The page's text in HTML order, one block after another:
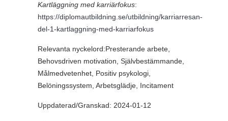
Kartläggning med karriärfokus:
https://diplomautbildning.se/utbildning/karriarresan-
del-1-kartlaggning-med-karriarfokus
Relevanta nyckelord:Presterande arbete,
Behovsdriven motivation, Självbestämmande,
Målmedvetenhet, Positiv psykologi,
Belöningssystem, Arbetsglädje, Incitament
Uppdaterad/Granskad: 2024-01-12